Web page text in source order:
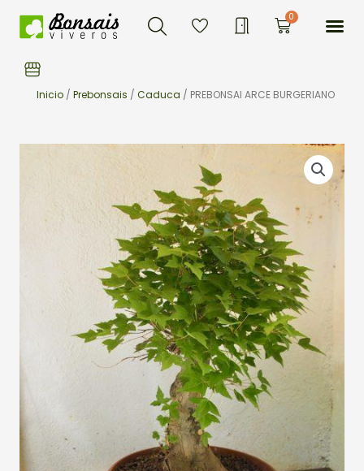
Buscar 0Carrito
Inicio / Prebonsais / Caduca / PREBONSAI ARCE BURGERIANO